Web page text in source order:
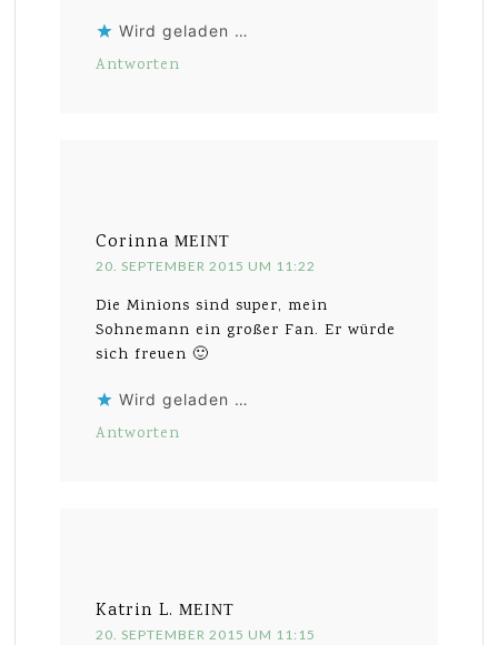
Wird geladen …
Antworten
Corinna MEINT
20. SEPTEMBER 2015 UM 11:22
Die Minions sind super, mein
Sohnemann ein großer Fan. Er würde
sich freuen 🙂
Wird geladen …
Antworten
Katrin L. MEINT
20. SEPTEMBER 2015 UM 11:15